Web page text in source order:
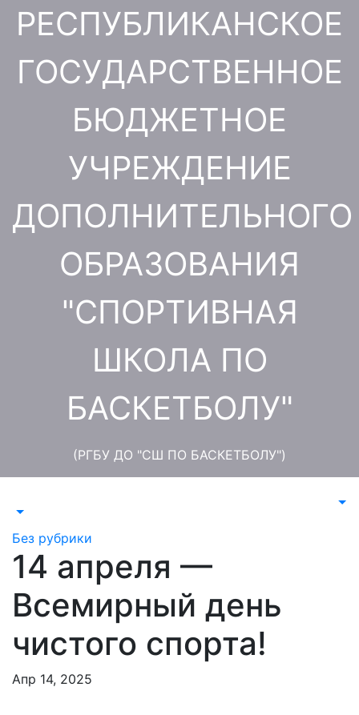
Перейти
РЕСПУБЛИКАНСКОЕ
ГОСУДАРСТВЕННОЕ
БЮДЖЕТНОЕ
УЧРЕЖДЕНИЕ
ДОПОЛНИТЕЛЬНОГО
ОБРАЗОВАНИЯ
"СПОРТИВНАЯ
ШКОЛА ПО
БАСКЕТБОЛУ"
(РГБУ ДО "СШ ПО БАСКЕТБОЛУ")
Без рубрики
14 апреля —
Всемирный день
чистого спорта!
Апр 14, 2025